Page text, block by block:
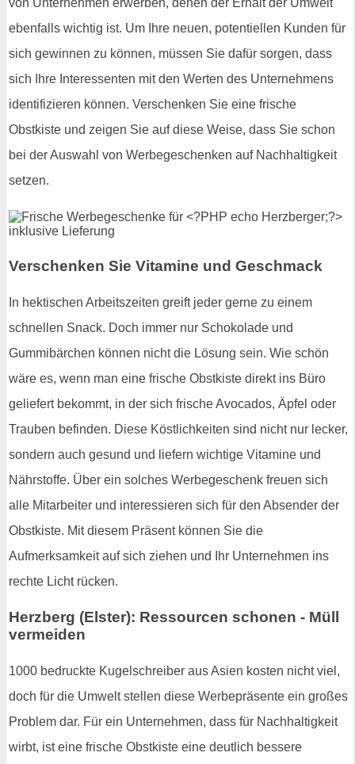
von Unternehmen erwerben, denen der Erhalt der Umwelt
ebenfalls wichtig ist. Um Ihre neuen, potentiellen Kunden für
sich gewinnen zu können, müssen Sie dafür sorgen, dass
sich Ihre Interessenten mit den Werten des Unternehmens
identifizieren können. Verschenken Sie eine frische
Obstkiste und zeigen Sie auf diese Weise, dass Sie schon
bei der Auswahl von Werbegeschenken auf Nachhaltigkeit
setzen.
Verschenken Sie Vitamine und Geschmack
In hektischen Arbeitszeiten greift jeder gerne zu einem
schnellen Snack. Doch immer nur Schokolade und
Gummibärchen können nicht die Lösung sein. Wie schön
wäre es, wenn man eine frische Obstkiste direkt ins Büro
geliefert bekommt, in der sich frische Avocados, Äpfel oder
Trauben befinden. Diese Köstlichkeiten sind nicht nur lecker,
sondern auch gesund und liefern wichtige Vitamine und
Nährstoffe. Über ein solches Werbegeschenk freuen sich
alle Mitarbeiter und interessieren sich für den Absender der
Obstkiste. Mit diesem Präsent können Sie die
Aufmerksamkeit auf sich ziehen und Ihr Unternehmen ins
rechte Licht rücken.
Herzberg (Elster): Ressourcen schonen - Müll
vermeiden
1000 bedruckte Kugelschreiber aus Asien kosten nicht viel,
doch für die Umwelt stellen diese Werbepräsente ein großes
Problem dar. Für ein Unternehmen, dass für Nachhaltigkeit
wirbt, ist eine frische Obstkiste eine deutlich bessere